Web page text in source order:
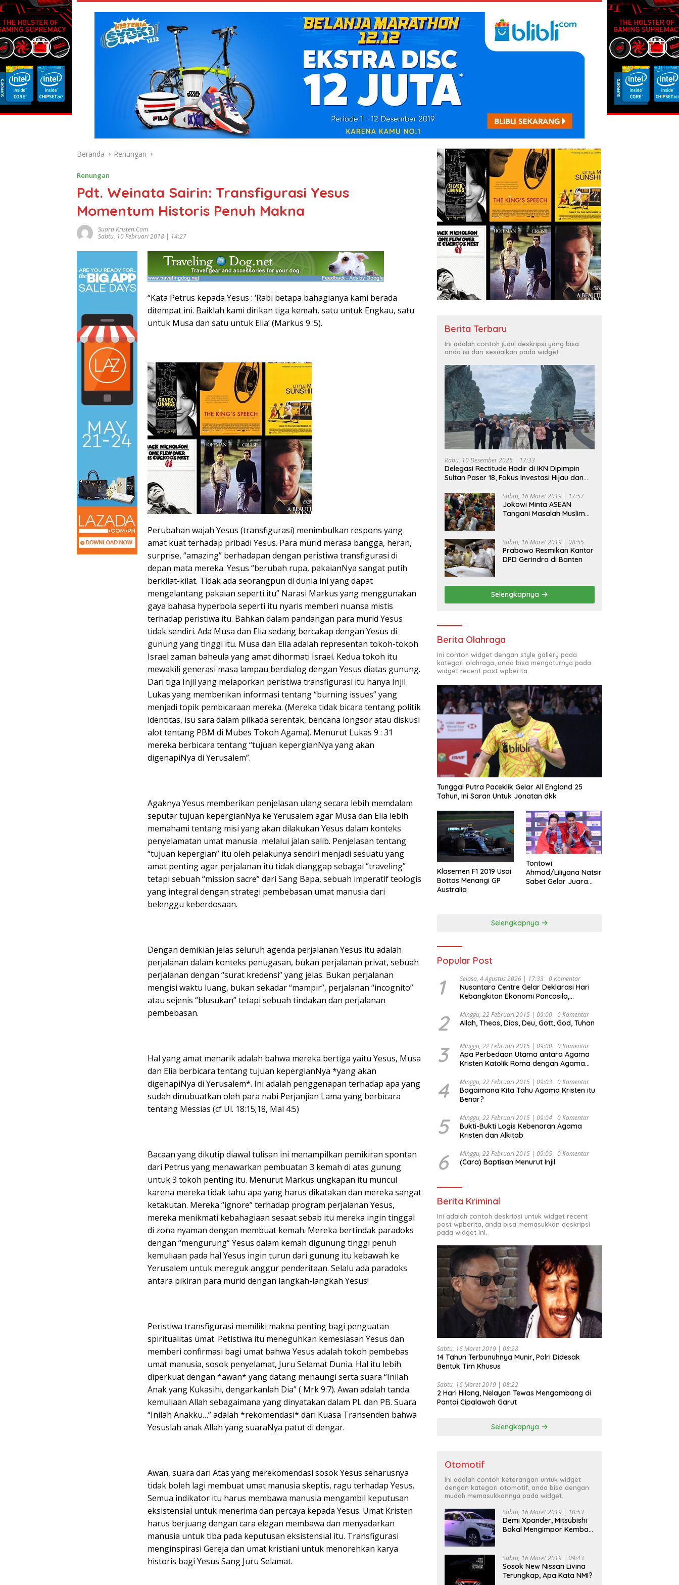
Beranda Renungan
Renungan
Pdt. Weinata Sairin: Transfigurasi Yesus
Momentum Historis Penuh Makna
Suara Kristen.com
Sabtu, 10 Februari 2018 | 14:27
“Kata Petrus kepada Yesus : ‘Rabi betapa bahagianya kami berada
ditempat ini. Baiklah kami dirikan tiga kemah, satu untuk Engkau, satu
untuk Musa dan satu untuk Elia’ (Markus 9 :5).
Perubahan wajah Yesus (transfigurasi) menimbulkan respons yang
amat kuat terhadap pribadi Yesus. Para murid merasa bangga, heran,
surprise, “amazing” berhadapan dengan peristiwa transfigurasi di
depan mata mereka. Yesus “berubah rupa, pakaianNya sangat putih
berkilat-kilat. Tidak ada seorangpun di dunia ini yang dapat
mengelantang pakaian seperti itu” Narasi Markus yang menggunakan
gaya bahasa hyperbola seperti itu nyaris memberi nuansa mistis
terhadap peristiwa itu. Bahkan dalam pandangan para murid Yesus
tidak sendiri. Ada Musa dan Elia sedang bercakap dengan Yesus di
gunung yang tinggi itu. Musa dan Elia adalah representan tokoh-tokoh
Israel zaman baheula yang amat dihormati Israel. Kedua tokoh itu
mewakili generasi masa lampau berdialog dengan Yesus diatas gunung.
Dari tiga Injil yang melaporkan peristiwa transfigurasi itu hanya Injil
Lukas yang memberikan informasi tentang “burning issues” yang
menjadi topik pembicaraan mereka. (Mereka tidak bicara tentang politik
identitas, isu sara dalam pilkada serentak, bencana longsor atau diskusi
alot tentang PBM di Mubes Tokoh Agama). Menurut Lukas 9 : 31
mereka berbicara tentang “tujuan kepergianNya yang akan
digenapiNya di Yerusalem”.
Agaknya Yesus memberikan penjelasan ulang secara lebih memdalam
seputar tujuan kepergianNya ke Yerusalem agar Musa dan Elia lebih
memahami tentang misi yang akan dilakukan Yesus dalam konteks
penyelamatan umat manusia melalui jalan salib. Penjelasan tentang
“tujuan kepergian” itu oleh pelakunya sendiri menjadi sesuatu yang
amat penting agar perjalanan itu tidak dianggap sebagai “traveling”
tetapi sebuah “mission sacre” dari Sang Bapa, sebuah imperatif teologis
yang integral dengan strategi pembebasan umat manusia dari
belenggu keberdosaan.
Dengan demikian jelas seluruh agenda perjalanan Yesus itu adalah
perjalanan dalam konteks penugasan, bukan perjalanan privat, sebuah
perjalanan dengan “surat kredensi” yang jelas. Bukan perjalanan
mengisi waktu luang, bukan sekadar “mampir”, perjalanan “incognito”
atau sejenis “blusukan” tetapi sebuah tindakan dan perjalanan
pembebasan.
Hal yang amat menarik adalah bahwa mereka bertiga yaitu Yesus, Musa
dan Elia berbicara tentang tujuan kepergianNya *yang akan
digenapiNya di Yerusalem*. Ini adalah penggenapan terhadap apa yang
sudah dinubuatkan oleh para nabi Perjanjian Lama yang berbicara
tentang Messias (cf Ul. 18:15;18, Mal 4:5)
Bacaan yang dikutip diawal tulisan ini menampilkan pemikiran spontan
dari Petrus yang menawarkan pembuatan 3 kemah di atas gunung
untuk 3 tokoh penting itu. Menurut Markus ungkapan itu muncul
karena mereka tidak tahu apa yang harus dikatakan dan mereka sangat
ketakutan. Mereka “ignore” terhadap program perjalanan Yesus,
mereka menikmati kebahagiaan sesaat sebab itu mereka ingin tinggal
di zona nyaman dengan membuat kemah. Mereka bertindak paradoks
dengan “mengurung” Yesus dalam kemah digunung tinggi penuh
kemuliaan pada hal Yesus ingin turun dari gunung itu kebawah ke
Yerusalem untuk mereguk anggur penderitaan. Selalu ada paradoks
antara pikiran para murid dengan langkah-langkah Yesus!
Peristiwa transfigurasi memiliki makna penting bagi penguatan
spiritualitas umat. Petistiwa itu meneguhkan kemesiasan Yesus dan
memberi confirmasi bagi umat bahwa Yesus adalah tokoh pembebas
umat manusia, sosok penyelamat, Juru Selamat Dunia. Hal itu lebih
diperkuat dengan *awan* yang datang menaungi serta suara “Inilah
Anak yang Kukasihi, dengarkanlah Dia” ( Mrk 9:7). Awan adalah tanda
kemuliaan Allah sebagaimana yang dinyatakan dalam PL dan PB. Suara
“Inilah Anakku…” adalah *rekomendasi* dari Kuasa Transenden bahwa
Yesuslah anak Allah yang suaraNya patut di dengar.
Awan, suara dari Atas yang merekomendasi sosok Yesus seharusnya
tidak boleh lagi membuat umat manusia skeptis, ragu terhadap Yesus.
Semua indikator itu harus membawa manusia mengambil keputusan
eksistensial untuk menerima dan percaya kepada Yesus. Umat Kristen
harus berjuang dengan cara elegan membawa dan menyadarkan
manusia untuk tiba pada keputusan eksistensial itu. Transfigurasi
menginspirasi Gereja dan umat kristiani untuk menorehkan karya
historis bagi Yesus Sang Juru Selamat.
Berita Terbaru
Ini adalah contoh judul deskripsi yang bisa
anda isi dan sesuaikan pada widget
Rabu, 10 Desember 2025 | 17:33
Delegasi Rectitude Hadir di IKN Dipimpin
Sultan Paser 18, Fokus Investasi Hijau dan
Sabtu, 16 Maret 2019 | 17:57
Jokowi Minta ASEAN
Tangani Masalah Muslim
Sabtu, 16 Maret 2019 | 08:55
Prabowo Resmikan Kantor
DPD Gerindra di Banten
Selengkapnya
Berita Olahraga
Ini contoh widget dengan style gallery pada
kategori olahraga, anda bisa mengaturnya pada
widget recent post wpberita.
Tunggal Putra Paceklik Gelar All England 25
Tahun, Ini Saran Untuk Jonatan dkk
Klasemen F1 2019 Usai
Bottas Menangi GP
Australia
Tontowi
Ahmad/Liliyana Natsir
Sabet Gelar Juara
Selengkapnya
Popular Post
1 Selasa, 4 Agustus 2026 | 17:33 0 Komentar
Nusantara Centre Gelar Deklarasi Hari
Kebangkitan Ekonomi Pancasila,
Djojohadikusumo Anti Penjajahan
(Pergolakan Ekonomi Politik Indonesia) &
Undang Perekonomian Nasional dan
Kesejahteraan Sosial dalam Menata
Bangsa Menuju Indonesia Emas 2045”,
2 Minggu, 22 Februari 2015 | 09:00 0 Komentar
Allah, Theos, Dios, Deu, Gott, God, Tuhan
3 Minggu, 22 Februari 2015 | 09:00 0 Komentar
Apa Perbedaan Utama antara Agama
Kristen Katolik Roma dengan Agama
4 Minggu, 22 Februari 2015 | 09:03 0 Komentar
Bagaimana Kita Tahu Agama Kristen itu
Benar?
5 Minggu, 22 Februari 2015 | 09:04 0 Komentar
Bukti-Bukti Logis Kebenaran Agama
Kristen dan Alkitab
6 Minggu, 22 Februari 2015 | 09:05 0 Komentar
(Cara) Baptisan Menurut Injil
Berita Kriminal
Ini adalah contoh deskripsi untuk widget recent
post wpberita, anda bisa memasukkan deskripsi
pada widget ini.
Sabtu, 16 Maret 2019 | 08:28
14 Tahun Terbunuhnya Munir, Polri Didesak
Bentuk Tim Khusus
Sabtu, 16 Maret 2019 | 08:22
2 Hari Hilang, Nelayan Tewas Mengambang di
Pantai Cipalawah Garut
Selengkapnya
Otomotif
Ini adalah contoh keterangan untuk widget
dengan kategori otomotif, anda bisa dengan
mudah memasukkannya pada widget.
Sabtu, 16 Maret 2019 | 10:53
Demi Xpander, Mitsubishi
Bakal Mengimpor Kembali
Sabtu, 16 Maret 2019 | 09:43
Sosok New Nissan Livina
Terungkap, Apa Kata NMI?